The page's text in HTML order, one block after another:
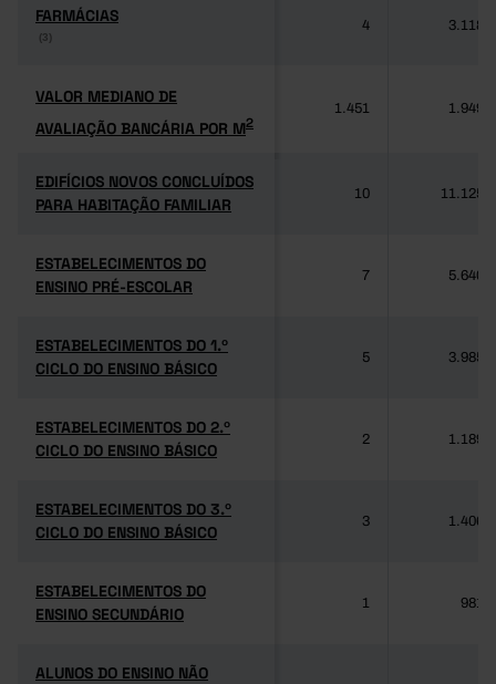
FARMÁCIAS
(3)
FARMÁCIAS
(3)
4 3.118
VALOR MEDIANO DE
AVALIAÇÃO BANCÁRIA POR M2
VALOR MEDIANO DE
AVALIAÇÃO BANCÁRIA POR M2
1.451 1.949
EDIFÍCIOS NOVOS CONCLUÍDOS
PARA HABITAÇÃO FAMILIAR
EDIFÍCIOS NOVOS CONCLUÍDOS
PARA HABITAÇÃO FAMILIAR
10 11.125
ESTABELECIMENTOS DO
ENSINO PRÉ-ESCOLAR
ESTABELECIMENTOS DO
ENSINO PRÉ-ESCOLAR
7 5.640
ESTABELECIMENTOS DO 1.º
CICLO DO ENSINO BÁSICO
ESTABELECIMENTOS DO 1.º
CICLO DO ENSINO BÁSICO
5 3.985
ESTABELECIMENTOS DO 2.º
CICLO DO ENSINO BÁSICO
ESTABELECIMENTOS DO 2.º
CICLO DO ENSINO BÁSICO
2 1.189
ESTABELECIMENTOS DO 3.º
CICLO DO ENSINO BÁSICO
ESTABELECIMENTOS DO 3.º
CICLO DO ENSINO BÁSICO
3 1.406
ESTABELECIMENTOS DO
ENSINO SECUNDÁRIO
ESTABELECIMENTOS DO
ENSINO SECUNDÁRIO
1 981
ALUNOS DO ENSINO NÃO
ALUNOS DO ENSINO NÃO